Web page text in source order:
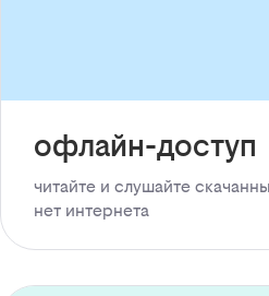
офлайн-доступ
читайте и слушайте
нет интернета